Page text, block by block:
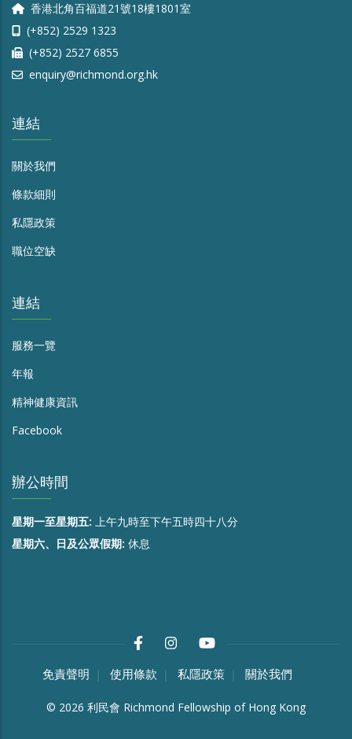
香港北角百福道21號18樓1801室
(+852) 2529 1323
(+852) 2527 6855
enquiry@richmond.org.hk
連結
關於我們
條款細則
私隱政策
職位空缺
連結
服務一覽
年報
精神健康資訊
Facebook
辦公時間
星期一至星期五: 上午九時至下午五時四十八分
星期六、日及公眾假期: 休息
免責聲明 使用條款 私隱政策 關於我們
© 2026 利民會 Richmond Fellowship of Hong Kong